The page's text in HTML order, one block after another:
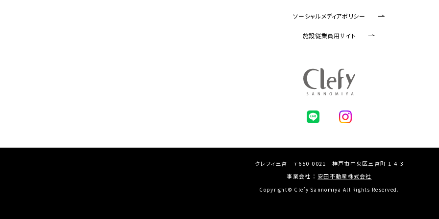
ソーシャルメディアポリシー
施設従業員用サイト
クレフィ三宮 〒650-0021 神戸市中央区三宮町 1-4-3
事業会社 ： 安田不動産株式会社
Copyright© Clefy Sannomiya All Rights Reserved.